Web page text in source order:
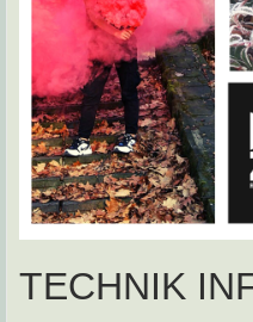
TECHNIK